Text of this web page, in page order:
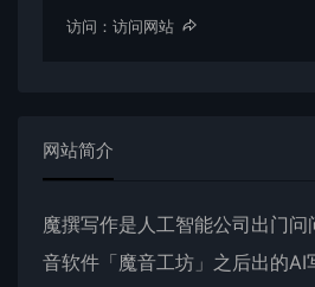
访问： 访问网站
网站简介
魔撰写作是人工智能公司出门问
音软件「魔音工坊 」之后出的